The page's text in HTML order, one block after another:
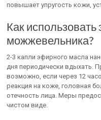
повышает упругость кожи,
Как
можжевельника?
2-3 капли эфирного масла
дня периодически вдыхать.
возможно, если через 12
реакция на коже, головная
отечность лица. Меры
чистом виде.